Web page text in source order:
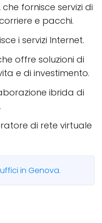
che fornisce servizi di
e pacchi.
i servizi Internet.
offre soluzioni di
e di investimento.
ibrida di
di rete virtuale
in Genova.